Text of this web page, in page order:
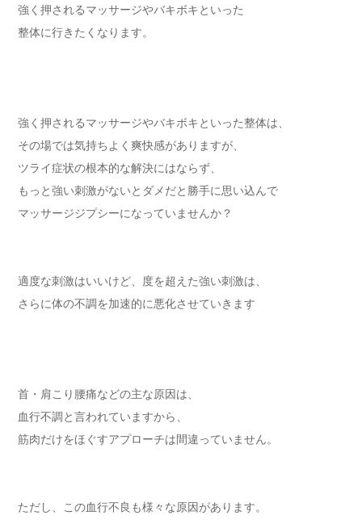
強く押されるマッサージやバキボキといった
整体に行きたくなります。
強く押されるマッサージやバキボキといった整体は、
その場では気持ちよく爽快感がありますが、
ツライ症状の根本的な解決にはならず、
もっと強い刺激がないとダメだと勝手に思い込んで
マッサージジプシーになっていませんか？
適度な刺激はいいけど、度を超えた強い刺激は、
さらに体の不調を加速的に悪化させていきます
首・肩こり腰痛などの主な原因は、
血行不調と言われていますから、
筋肉だけをほぐすアプローチは間違っていません。
ただし、この血行不良も様々な原因があります。